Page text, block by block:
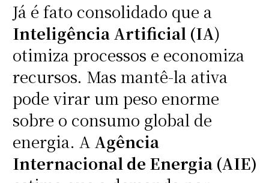
Já é fato consolidado que a
Inteligência Artificial (IA)
otimiza processos e economiza
recursos. Mas mantê-la ativa
pode virar um peso enorme
sobre o consumo global de
energia. A Agência
Internacional de Energia (AIE)